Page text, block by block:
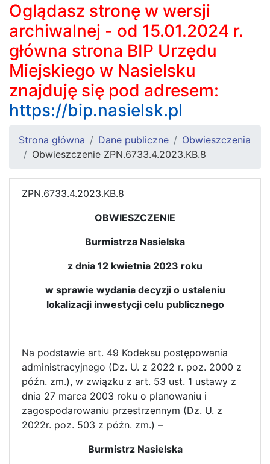
Oglądasz stronę w wersji
archiwalnej - od 15.01.2024 r.
główna strona BIP Urzędu
Miejskiego w Nasielsku
znajduję się pod adresem:
https://bip.nasielsk.pl
Strona główna Dane publiczne
Obwieszczenia
Obwieszczenie ZPN.6733.4.2023.KB.8
ZPN.6733.4.2023.KB.8
OBWIESZCZENIE
Burmistrza Nasielska
z dnia 12 kwietnia 2023 roku
w sprawie wydania decyzji o ustaleniu
lokalizacji inwestycji celu publicznego
Na podstawie art. 49 Kodeksu postępowania
administracyjnego (Dz. U. z 2022 r. poz. 2000 z
późn. zm.), w związku z art. 53 ust. 1 ustawy z
dnia 27 marca 2003 roku o planowaniu i
zagospodarowaniu przestrzennym (Dz. U. z
2022r. poz. 503 z późn. zm.) –
Burmistrz Nasielska